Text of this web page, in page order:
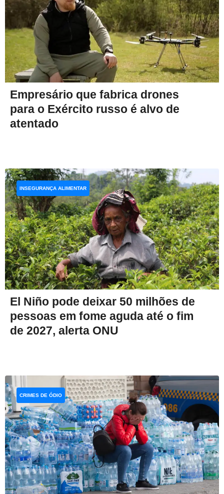
Empresário que fabrica drones
para o Exército russo é alvo de
atentado
El Niño pode deixar 50 milhões de
pessoas em fome aguda até o fim
de 2027, alerta ONU
INSEGURANÇA ALIMENTAR
CRIMES DE ÓDIO